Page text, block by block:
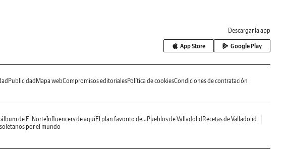
Descargar la app
App Store Google Play
Publicidad Mapa webCompromisos editorialesPolítica de cookiesCondiciones de contratación
álbum de El NorteInfluencers de aquíEl plan favorito de... Pueblos de Valladolid Recetas de Valladolid
por el mundo